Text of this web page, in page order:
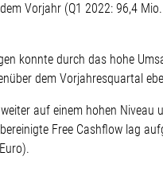
Vorjahr (Q1 2022: 96,4
konnte durch das hohe
dem Vorjahresquartal
auf einem hohen
Free Cashflow lag